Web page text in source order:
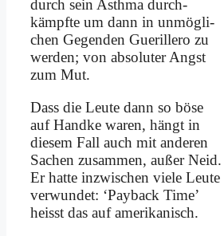
durch sein Asth­ma durch­
kämpf­te um dann in un­mög­li­
chen Ge­gen­den Gue­ril­le­ro zu
wer­den; von ab­so­lu­ter Angst
zum Mut.
Dass die Leu­te dann so bö­se
auf Hand­ke wa­ren, hängt in
die­sem Fall auch mit an­de­ren
Sa­chen zu­sam­men, au­ßer Neid.
Er hat­te in­zwi­schen vie­le Leu­te
ver­wun­det: ‘Payback Time’
heisst das auf ame­ri­ka­nisch.